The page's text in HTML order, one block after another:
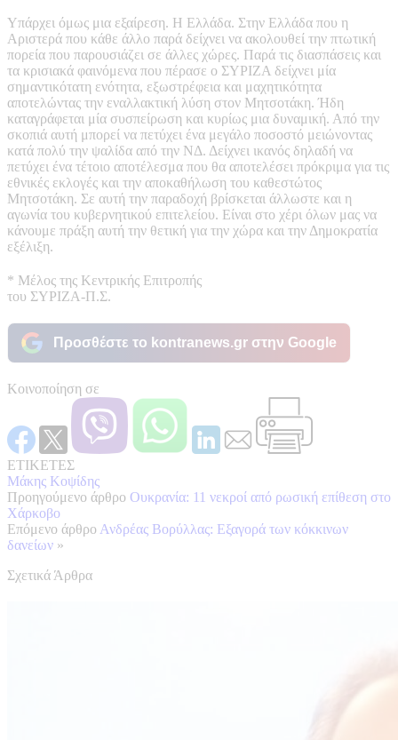
Υπάρχει όμως μια εξαίρεση. Η Ελλάδα. Στην Ελλάδα που η
Αριστερά που κάθε άλλο παρά δείχνει να ακολουθεί την πτωτική
πορεία που παρουσιάζει σε άλλες χώρες. Παρά τις διασπάσεις και
τα κρισιακά φαινόμενα που πέρασε ο ΣΥΡΙΖΑ δείχνει μία
σημαντικότατη ενότητα, εξωστρέφεια και μαχητικότητα
αποτελώντας την εναλλακτική λύση στον Μητσοτάκη. Ήδη
καταγράφεται μία συσπείρωση και κυρίως μια δυναμική. Από την
σκοπιά αυτή μπορεί να πετύχει ένα μεγάλο ποσοστό μειώνοντας
κατά πολύ την ψαλίδα από την ΝΔ. Δείχνει ικανός δηλαδή να
πετύχει ένα τέτοιο αποτέλεσμα που θα αποτελέσει πρόκριμα για τις
εθνικές εκλογές και την αποκαθήλωση του καθεστώτος
Μητσοτάκη. Σε αυτή την παραδοχή βρίσκεται άλλωστε και η
αγωνία του κυβερνητικού επιτελείου. Είναι στο χέρι όλων μας να
κάνουμε πράξη αυτή την θετική για την χώρα και την Δημοκρατία
εξέλιξη.
* Μέλος της Κεντρικής Επιτροπής
του ΣΥΡΙΖΑ-Π.Σ.
Προσθέστε το kontranews.gr στην Google
Κοινοποίηση σε
ΕΤΙΚΕΤΕΣ
Μάκης Κοψίδης
Προηγούμενο άρθρο Ουκρανία: 11 νεκροί από ρωσική επίθεση στο
Χάρκοβο
Επόμενο άρθρο Ανδρέας Βορύλλας: Εξαγορά των κόκκινων
δανείων »
Σχετικά Άρθρα